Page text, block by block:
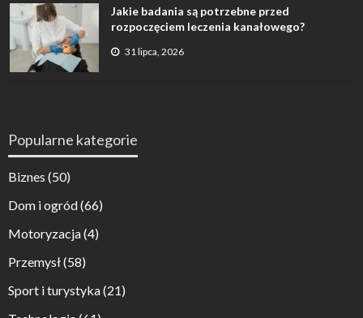
Jakie badania są potrzebne przed
rozpoczęciem leczenia kanałowego?
31 lipca, 2026
Popularne kategorie
Biznes (50)
Dom i ogród(66)
Motoryzacja(4)
Przemysł(58)
Sport i turystyka(21)